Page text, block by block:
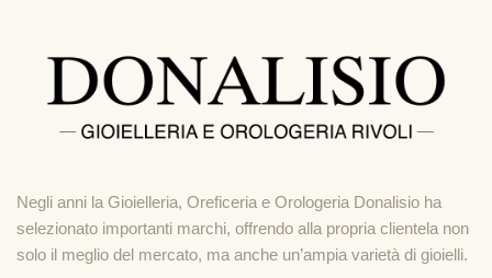
Negli anni la Gioielleria, Oreficeria e Orologeria Donalisio ha
selezionato importanti marchi, offrendo alla propria clientela non
solo il meglio del mercato, ma anche un’ampia varietà di gioielli.